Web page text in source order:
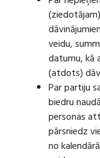
veidu,
datumu, kā
(atdots)
Par partiju
biedru
personas
pārsniedz
no